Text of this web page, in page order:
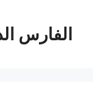
المحتوىالفارس